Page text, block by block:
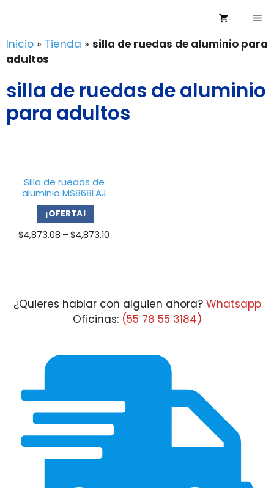
contenido
Inicio » Tienda » silla de ruedas de aluminio para
adultos
silla de ruedas de aluminio
para adultos
Silla de ruedas de
aluminio MS868LAJ
¡OFERTA!
$4,873.08 – $4,873.10
¿Quieres hablar con alguien ahora? Whatsapp
Oficinas: (55 78 55 3184)